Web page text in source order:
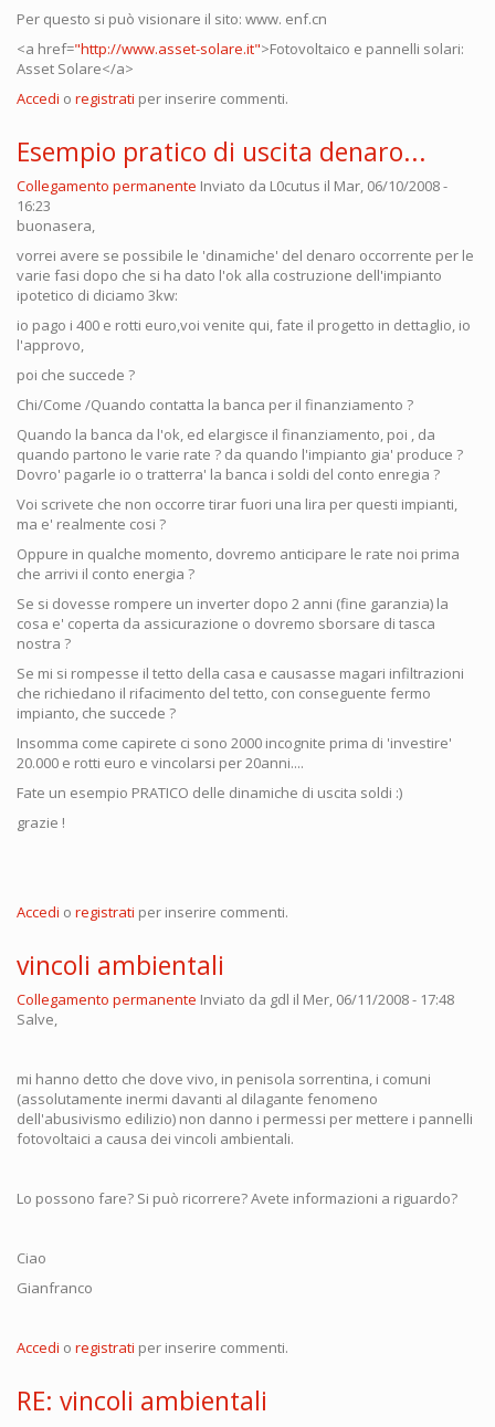
Per questo si può visionare il sito: www. enf.cn
<a href="http://www.asset-solare.it">Fotovoltaico e pannelli solari:
Asset Solare</a>
Accedi o registrati per inserire commenti.
Esempio pratico di uscita denaro...
Collegamento permanente Inviato da L0cutus il Mar, 06/10/2008 -
16:23
buonasera,
vorrei avere se possibile le 'dinamiche' del denaro occorrente per le
varie fasi dopo che si ha dato l'ok alla costruzione dell'impianto
ipotetico di diciamo 3kw:
io pago i 400 e rotti euro,voi venite qui, fate il progetto in dettaglio, io
l'approvo,
poi che succede ?
Chi/Come /Quando contatta la banca per il finanziamento ?
Quando la banca da l'ok, ed elargisce il finanziamento, poi , da
quando partono le varie rate ? da quando l'impianto gia' produce ?
Dovro' pagarle io o tratterra' la banca i soldi del conto enregia ?
Voi scrivete che non occorre tirar fuori una lira per questi impianti,
ma e' realmente cosi ?
Oppure in qualche momento, dovremo anticipare le rate noi prima
che arrivi il conto energia ?
Se si dovesse rompere un inverter dopo 2 anni (fine garanzia) la
cosa e' coperta da assicurazione o dovremo sborsare di tasca
nostra ?
Se mi si rompesse il tetto della casa e causasse magari infiltrazioni
che richiedano il rifacimento del tetto, con conseguente fermo
impianto, che succede ?
Insomma come capirete ci sono 2000 incognite prima di 'investire'
20.000 e rotti euro e vincolarsi per 20anni....
Fate un esempio PRATICO delle dinamiche di uscita soldi :)
grazie !
Accedi o registrati per inserire commenti.
vincoli ambientali
Collegamento permanente Inviato da gdl il Mer, 06/11/2008 - 17:48
Salve,
mi hanno detto che dove vivo, in penisola sorrentina, i comuni
(assolutamente inermi davanti al dilagante fenomeno
dell'abusivismo edilizio) non danno i permessi per mettere i pannelli
fotovoltaici a causa dei vincoli ambientali.
Lo possono fare? Si può ricorrere? Avete informazioni a riguardo?
Ciao
Gianfranco
Accedi o registrati per inserire commenti.
RE: vincoli ambientali